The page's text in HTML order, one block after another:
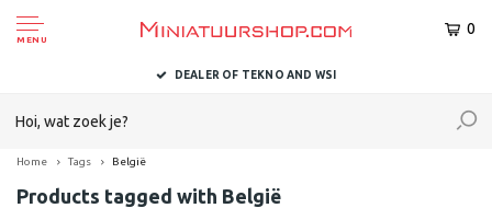
MENU
0
DELIVERED TO YOU WITHIN 1-2 BUSINESS DAYS
Home Tags België
Products tagged with België